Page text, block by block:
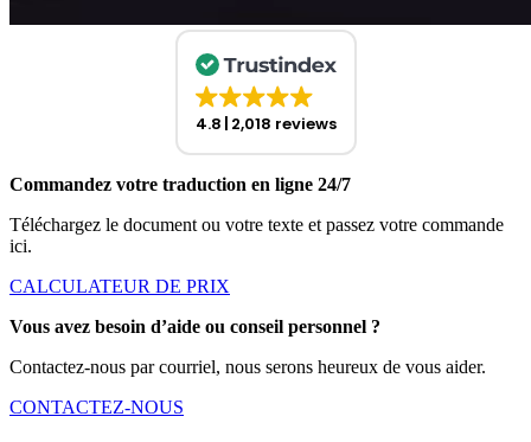
4.8 2,018 reviews
Commandez votre traduction en ligne 24/7
Téléchargez le document ou votre texte et passez votre commande
ici.
CALCULATEUR DE PRIX
Vous avez besoin d’aide ou conseil personnel ?
Contactez-nous par courriel, nous serons heureux de vous aider.
CONTACTEZ-NOUS